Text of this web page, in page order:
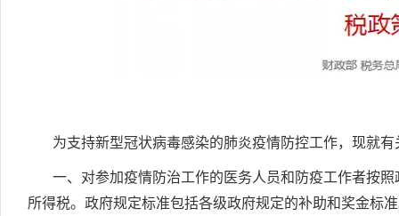
为支持新型冠状病毒感染的肺炎疫情防控工作，现就
一、对参加疫情防治工作的医务人员和防疫工作者按
所得税。政府规定标准包括各级政府规定的补助和奖金标